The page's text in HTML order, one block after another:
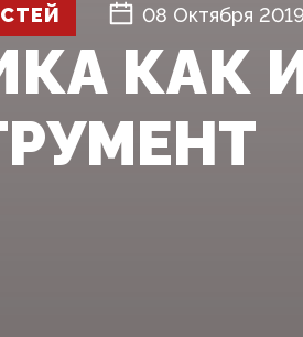
08 Октября 2019
КАК